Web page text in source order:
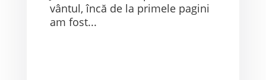
vântul, încă de la primele pagini
am fost...